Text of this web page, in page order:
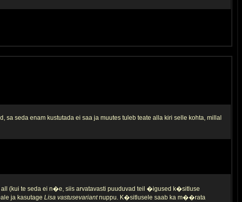
seda enam kustutada ei saa ja muutes tuleb teate alla kiri selle kohta, millal
(kui te seda ei n�e, siis arvatavasti puuduvad teil �igused k�sitluse
ja kasutage Lisa vastusevariantnuppu. K�sitlusele saab ka m��rata